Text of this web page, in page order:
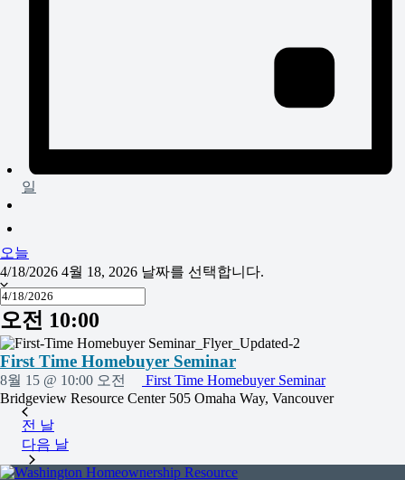
일
오늘
4/18/2026 4월 18, 2026 날짜를 선택합니다.
오전 10:00
First Time Homebuyer Seminar
8월 15 @ 10:00 오전
First Time Homebuyer Seminar
Bridgeview Resource Center 505 Omaha Way, Vancouver
전 날
다음 날